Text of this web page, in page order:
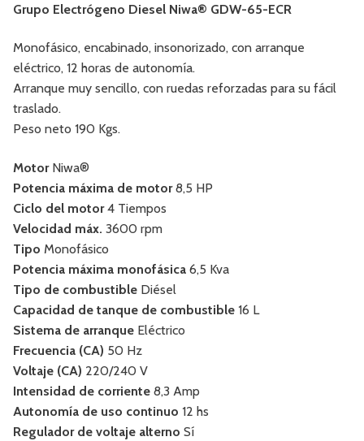
Grupo Electrógeno Diesel Niwa® GDW-65-ECR
Monofásico, encabinado, insonorizado, con arranque
eléctrico, 12 horas de autonomía.
Arranque muy sencillo, con ruedas reforzadas para su fácil
traslado.
Peso neto 190 Kgs.
Motor Niwa®
Potencia máxima de motor8,5 HP
Ciclo del motor4 Tiempos
Velocidad máx. 3600 rpm
Tipo Monofásico
Potencia máxima monofásica 6,5 Kva
Tipo de combustible Diésel
Capacidad de tanque de combustible 16 L
Sistema de arranque Eléctrico
Frecuencia (CA) 50 Hz
Voltaje (CA) 220/240 V
Intensidad de corriente 8,3 Amp
Autonomía de uso continuo 12 hs
Regulador de voltaje alterno Sí